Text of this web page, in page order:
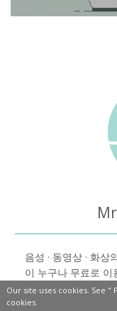
음성 · 동영상 · 화
이 누구나 무료로 이
Our site uses cookies. See "
cookies.